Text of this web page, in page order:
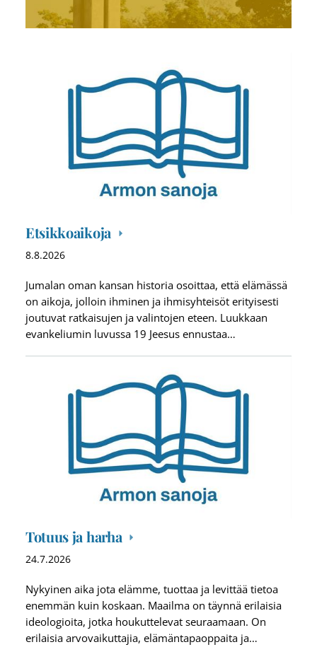
Etsikkoaikoja
8.8.2026
Jumalan oman kansan historia osoittaa, että elämässä
on aikoja, jolloin ihminen ja ihmisyhteisöt erityisesti
joutuvat ratkaisujen ja valintojen eteen. Luukkaan
evankeliumin luvussa 19 Jeesus ennustaa…
Totuus ja harha
24.7.2026
Nykyinen aika jota elämme, tuottaa ja levittää tietoa
enemmän kuin koskaan. Maailma on täynnä erilaisia
ideologioita, jotka houkuttelevat seuraamaan. On
erilaisia arvovaikuttajia, elämäntapaoppaita ja…